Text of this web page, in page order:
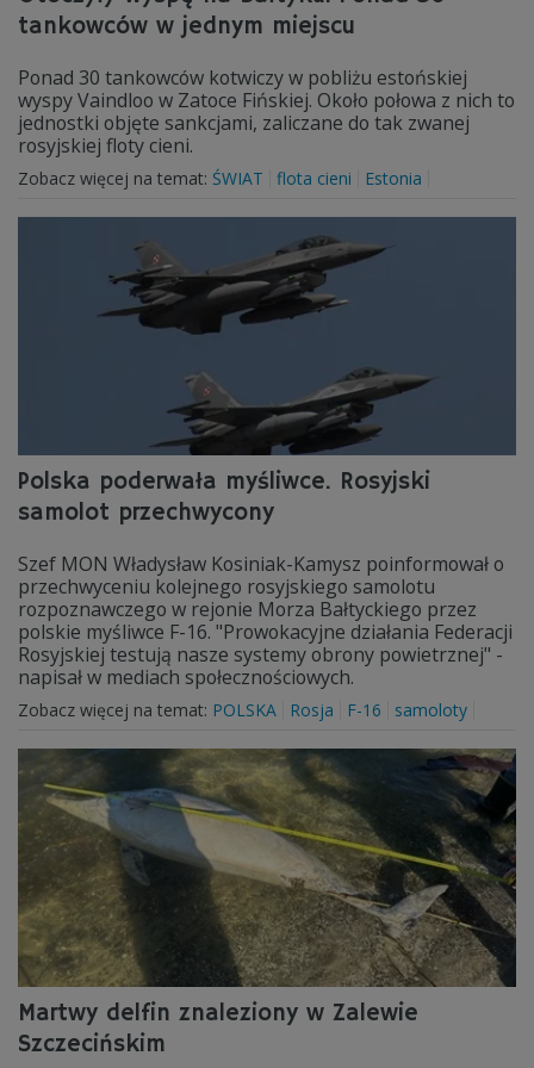
tankowców w jednym miejscu
Ponad 30 tankowców kotwiczy w pobliżu estońskiej
wyspy Vaindloo w Zatoce Fińskiej. Około połowa z nich to
jednostki objęte sankcjami, zaliczane do tak zwanej
rosyjskiej floty cieni.
Zobacz więcej na temat: ŚWIAT flota cieni Estonia
Polska poderwała myśliwce. Rosyjski
samolot przechwycony
Szef MON Władysław Kosiniak-Kamysz poinformował o
przechwyceniu kolejnego rosyjskiego samolotu
rozpoznawczego w rejonie Morza Bałtyckiego przez
polskie myśliwce F-16. "Prowokacyjne działania Federacji
Rosyjskiej testują nasze systemy obrony powietrznej" -
napisał w mediach społecznościowych.
Zobacz więcej na temat: POLSKA Rosja F-16 samoloty
Martwy delfin znaleziony w Zalewie
Szczecińskim